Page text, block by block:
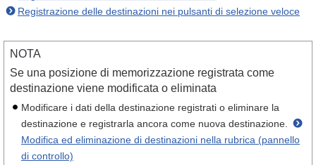
Registrazione delle destinazioni nei pulsanti di selezione veloce
NOTA
Se una posizione di memorizzazione registrata come
destinazione viene modificata o eliminata
Modificare i dati della destinazione registrati o eliminare la
destinazione e registrarla ancora come nuova destinazione.
Modifica ed eliminazione di destinazioni nella rubrica (pannello
di controllo)